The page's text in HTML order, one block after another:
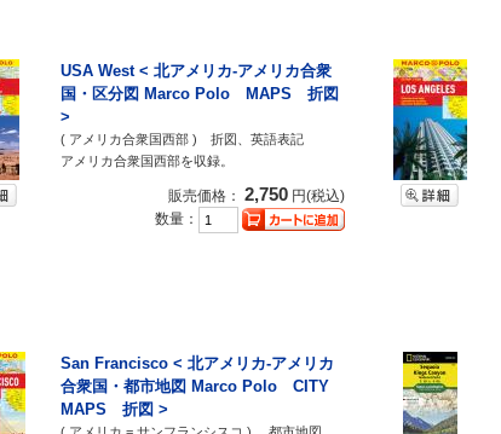
USA West < 北アメリカ-アメリカ合衆
国・区分図 Marco Polo MAPS 折図
>
( アメリカ合衆国西部 ) 折図、英語表記
アメリカ合衆国西部を収録。
販売価格： 2,750 円(税込)
数量：
San Francisco < 北アメリカ-アメリカ
合衆国・都市地図 Marco Polo CITY
MAPS 折図 >